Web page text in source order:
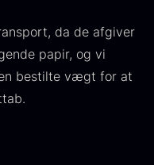
- Dieckmann & Hansen
380,00 kr.
lager
da de afgiver
papir, og vi
bestilte vægt for at